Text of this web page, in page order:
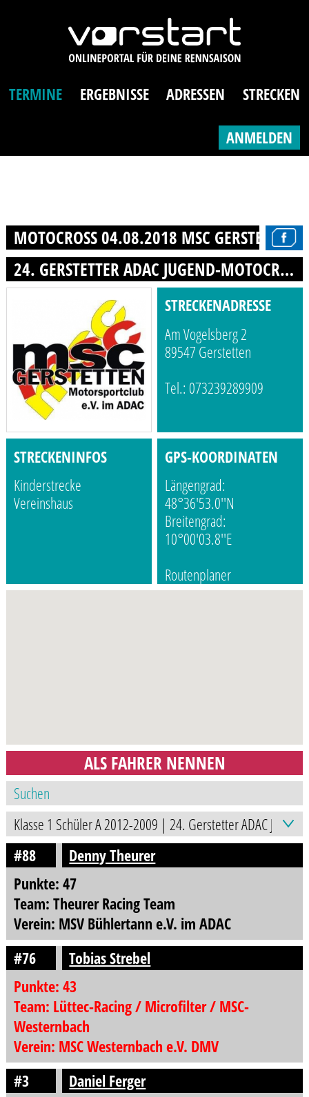
TERMINE ERGEBNISSE ADRESSEN STRECKEN
ANMELDEN
MOTOCROSS 04.08.2018 MSC GERSTETTEN
24. GERSTETTER ADAC JUGEND-MOTOCROSS
STRECKENADRESSE
Am Vogelsberg 2
89547 Gerstetten
Tel.: 073239289909
STRECKENINFOS
Kinderstrecke
Vereinshaus
GPS-KOORDINATEN
Längengrad:
48°36'53.0''N
Breitengrad:
10°00'03.8''E
Routenplaner
ALS FAHRER NENNEN
#88
Denny Theurer
Punkte: 47
Team: Theurer Racing Team
Verein: MSV Bühlertann e.V. im ADAC
#76
Tobias Strebel
Punkte: 43
Team: Lüttec-Racing / Microfilter / MSC-
Westernbach
Verein: MSC Westernbach e.V. DMV
#3
Daniel Ferger